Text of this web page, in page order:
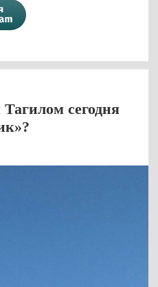
сегодня